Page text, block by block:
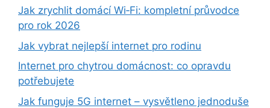
Jak zrychlit domácí Wi‑Fi: kompletní průvodce
pro rok 2026
Jak vybrat nejlepší internet pro rodinu
Internet pro chytrou domácnost: co opravdu
potřebujete
Jak funguje 5G internet – vysvětleno jednoduše